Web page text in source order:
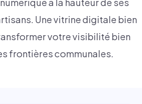
à la hauteur de ses
Une vitrine digitale bien
votre visibilité bien
frontières communales.